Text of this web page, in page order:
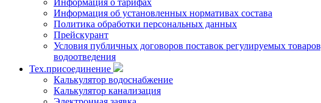
Информация о тарифах
Информация об установленных нормативах состава
Политика обработки персональных данных
Прейскурант
Условия публичных договоров поставок регулируемых
водоотведения
Тех.присоединение
Калькулятор водоснабжение
Калькулятор канализация